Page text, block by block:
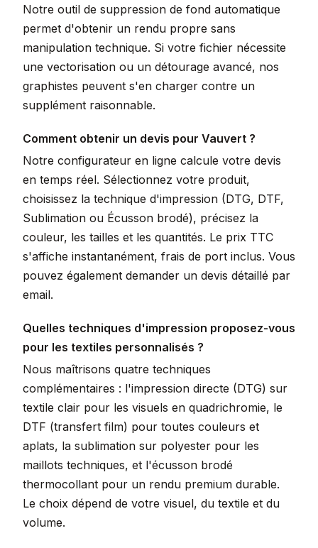
Notre outil de suppression de fond automatique
permet d'obtenir un rendu propre sans
manipulation technique. Si votre fichier nécessite
une vectorisation ou un détourage avancé, nos
graphistes peuvent s'en charger contre un
supplément raisonnable.
Comment obtenir un devis pour Vauvert ?
Notre configurateur en ligne calcule votre devis
en temps réel. Sélectionnez votre produit,
choisissez la technique d'impression (DTG, DTF,
Sublimation ou Écusson brodé), précisez la
couleur, les tailles et les quantités. Le prix TTC
s'affiche instantanément, frais de port inclus. Vous
pouvez également demander un devis détaillé par
email.
Quelles techniques d'impression proposez-vous
pour les textiles personnalisés ?
Nous maîtrisons quatre techniques
complémentaires : l'impression directe (DTG) sur
textile clair pour les visuels en quadrichromie, le
DTF (transfert film) pour toutes couleurs et
aplats, la sublimation sur polyester pour les
maillots techniques, et l'écusson brodé
thermocollant pour un rendu premium durable.
Le choix dépend de votre visuel, du textile et du
volume.